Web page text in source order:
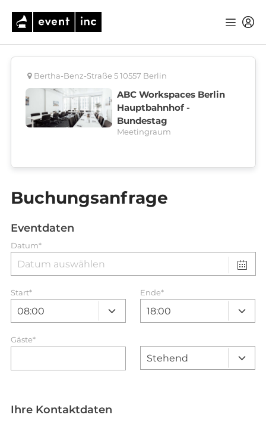
Bertha-Benz-Straße 5 10557 Berlin
ABC Workspaces Berlin
Hauptbahnhof -
Bundestag
Meetingraum
Buchungsanfrage
Eventdaten
Datum*
Start* Ende*
Gäste*
Ihre Kontaktdaten